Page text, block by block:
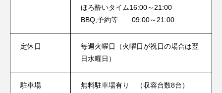
ほろ酔いタイム16:00～21:00
BBQ,予約等 09:00～21:00
定休日
毎週火曜日（火曜日が祝日の場合は翌
日水曜日）
駐車場 無料駐車場有り （収容台数8台）